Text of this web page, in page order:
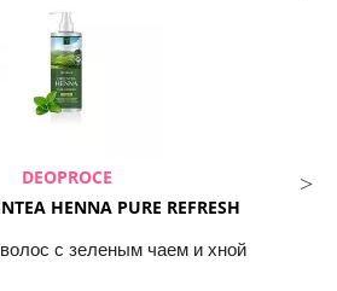
DEOPROCE
HENNA PURE REFRESH
с зеленым чаем и хной